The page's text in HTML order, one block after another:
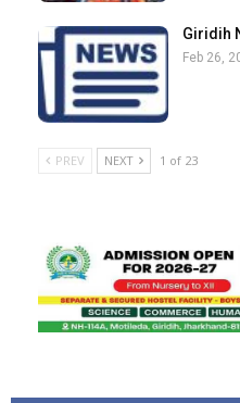
Giridih
Feb 26,
PREV NEXT 1 of 23